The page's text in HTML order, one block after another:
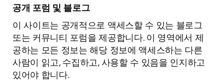
공개 포럼 및 블로그
이 사이트는 공개적으로 액세스할 수 있는 블로그
또는 커뮤니티 포럼을 제공합니다. 이 영역에서 제
공하는 모든 정보는 해당 정보에 액세스하는 다른
사람이 읽고, 수집하고, 사용할 수 있음을 인지하고
있어야 합니다.